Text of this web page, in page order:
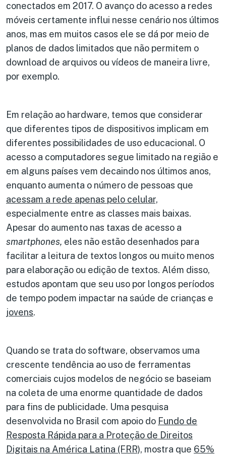
conectados em 2017. O avanço do acesso a redes
móveis certamente influi nesse cenário nos últimos
anos, mas em muitos casos ele se dá por meio de
planos de dados limitados que não permitem o
download de arquivos ou vídeos de maneira livre,
por exemplo.
Em relação ao hardware, temos que considerar
que diferentes tipos de dispositivos implicam em
diferentes possibilidades de uso educacional. O
acesso a computadores segue limitado na região e
em alguns países vem decaindo nos últimos anos,
enquanto aumenta o número de pessoas que
acessam a rede apenas pelo celular,
especialmente entre as classes mais baixas.
Apesar do aumento nas taxas de acesso a
smartphones, eles não estão desenhados para
facilitar a leitura de textos longos ou muito menos
para elaboração ou edição de textos. Além disso,
estudos apontam que seu uso por longos períodos
de tempo podem impactar na saúde de crianças e
jovens.
Quando se trata do software, observamos uma
crescente tendência ao uso de ferramentas
comerciais cujos modelos de negócio se baseiam
na coleta de uma enorme quantidade de dados
para fins de publicidade. Uma pesquisa
desenvolvida no Brasil com apoio do Fundo de
Resposta Rápida para a Proteção de Direitos
Digitais na América Latina (FRR), mostra que 65%